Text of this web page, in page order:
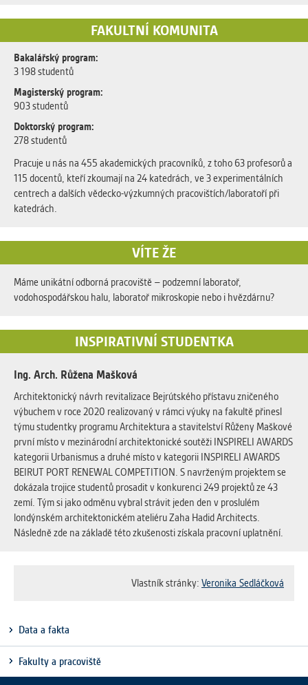
FAKULTNÍ KOMUNITA
Bakalářský program:
3 198 studentů
Magisterský program:
903 studentů
Doktorský program:
278 studentů
Pracuje u nás na 455 akademických pracovníků, z toho 63 profesorů a
115 docentů, kteří zkoumají na 24 katedrách, ve 3 experimentálních
centrech a dalších vědecko-výzkumných pracovištích/laboratoří při
katedrách.
VÍTE ŽE
Máme unikátní odborná pracoviště – podzemní laboratoř,
vodohospodářskou halu, laboratoř mikroskopie nebo i hvězdárnu?
INSPIRATIVNÍ STUDENTKA
Ing. Arch. Růžena Mašková
Architektonický návrh revitalizace Bejrútského přístavu zničeného
výbuchem v roce 2020 realizovaný v rámci výuky na fakultě přinesl
týmu studentky programu Architektura a stavitelství Růženy Maškové
první místo v mezinárodní architektonické soutěži INSPIRELI AWARDS
kategorii Urbanismus a druhé místo v kategorii INSPIRELI AWARDS
BEIRUT PORT RENEWAL COMPETITION. S navrženým projektem se
dokázala trojice studentů prosadit v konkurenci 249 projektů ze 43
zemí. Tým si jako odměnu vybral strávit jeden den v proslulém
londýnském architektonickém ateliéru Zaha Hadid Architects.
Následně zde na základě této zkušenosti získala pracovní uplatnění.
Vlastník stránky: Veronika Sedláčková
Data a fakta
Fakulty a pracoviště